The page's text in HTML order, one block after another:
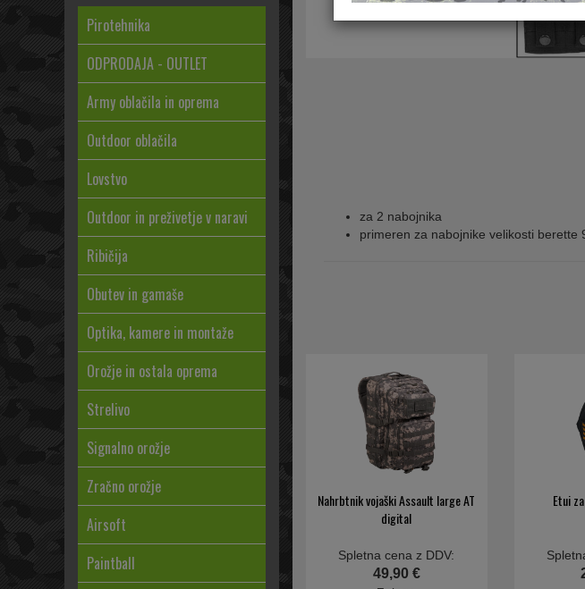
Pirotehnika
ODPRODAJA - OUTLET
Army oblačila in oprema
Outdoor oblačila
Lovstvo
Outdoor in preživetje v naravi
Ribičija
Obutev in gamaše
Optika, kamere in montaže
Orožje in ostala oprema
Strelivo
Signalno orožje
Zračno orožje
Airsoft
Paintball
za 2 nabojnika
primeren za nabojnike velikosti berette
Nahrbtnik vojaški Assault large AT
digital
Spletna cena z DDV:
49,90 €
Etui